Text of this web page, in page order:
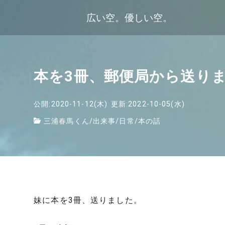
広い空。優しい空。
本を3冊、郵便局から送り
公開:2020-11-12(木) 更新:2022-10-05(水)
三浦春馬くん/出来事/日常/本の話
妹に本を3冊、送りました。